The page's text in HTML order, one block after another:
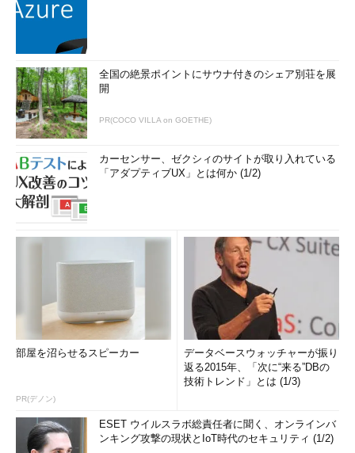
［TCP/IP 詳細設定］ダイアログ
画面はWindows XPでのもの。メトリック値をマニュアル設
定するには、チェックボックスをオフにし、任意の値を入力
する。
（1）マニュアル設定を行うには、このチェックボックス
をオフにする。すると、下のエディットコントロールが有効
化され、値を入力可能になる。Windows 2000の場合にはこ
のチェックボックスは存在しない。でユーザーが指定しない
画面はWindows XPのものである。自動メトリック機能のない
Windows 2000では、［インタフェース メトリック］という名前
のエディットコントロールがあるだけで、チェックボックスはな
い（そしてエディットコントロールには、デフォルトで「
」が
指定されている）。
今回のケース（100BASE-TXとIEEE 802.11b無線LAN）なら、
Windows XPでの自動設定に従って、100BASE-TXには20を、無
全国の絶景ポイントにサウナ付きのシェア別荘を展
開
PR(COCO VILLA on GOETHE)
カーセンサー、ゼクシィのサイトが取り入れている
「アダプティブUX」とは何か (1/2)
部屋を沼らせるスピーカー
PR(デノン)
データベースウォッチャーが振り
返る2015年、「次に“来る”DBの
技術トレンド」とは (1/3)
ESET ウイルスラボ総責任者に聞く、オンラインバ
ンキング攻撃の現状とIoT時代のセキュリティ (1/2)